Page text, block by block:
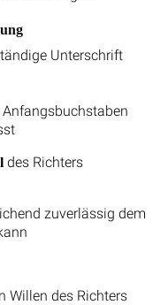
Unterschrift
des Richters
zuverlässig dem
Willen des Richters